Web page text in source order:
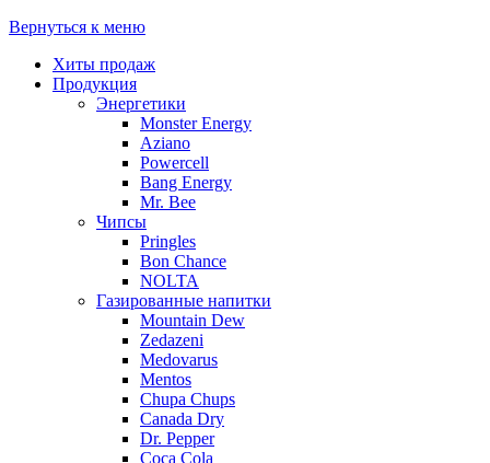
Вернуться к меню
Хиты продаж
Продукция
Энергетики
Monster Energy
Aziano
Powercell
Bang Energy
Mr. Bee
Чипсы
Pringles
Bon Chance
NOLTA
Газированные напитки
Mountain Dew
Zedazeni
Medovarus
Mentos
Chupa Chups
Canada Dry
Dr. Pepper
Coca Cola